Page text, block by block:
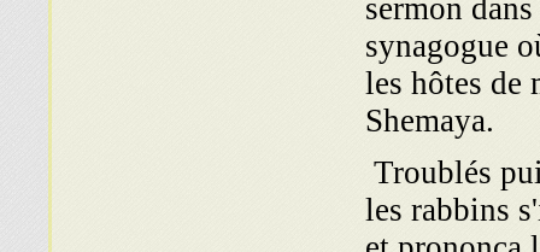
sermon
synagogue
les hôtes de
Shemaya.
Troublés
les rabbins